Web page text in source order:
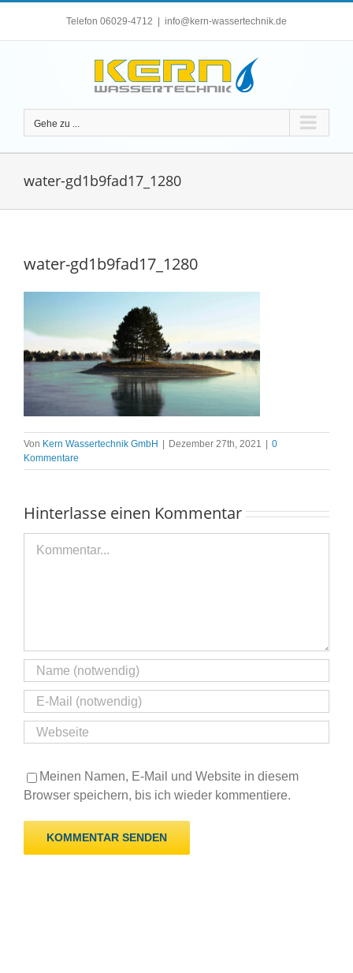
Telefon 06029-4712 info@kern-wassertechnik.de
Gehe zu ...
water-gd1b9fad17_1280
water-gd1b9fad17_1280
Von Kern Wassertechnik GmbH Dezember 27th, 2021
0
Kommentare
Hinterlasse einen Kommentar
Meinen Namen, E-Mail und Website in diesem
Browser speichern, bis ich wieder kommentiere.